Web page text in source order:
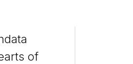
of